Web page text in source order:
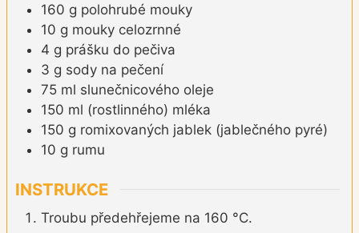
160 g polohrubé mouky
10 g mouky celozrnné
4 g prášku do pečiva
3 g sody na pečení
75 ml slunečnicového oleje
150 ml (rostlinného) mléka
150 g romixovaných jablek (jablečného pyré)
10 g rumu
INSTRUKCE
Troubu předehřejeme na 160 °C.